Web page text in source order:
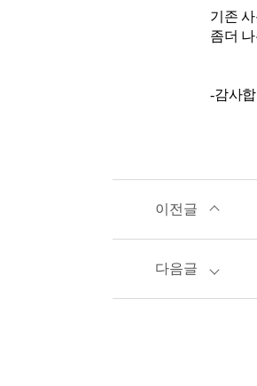
기존
좀더
-감사
이전글
다음글